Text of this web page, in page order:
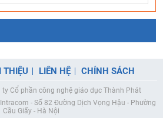
THIỆU LIÊN HỆ CHÍNH SÁCH
Cổ phần công nghệ giáo dục Thành Phát
- Số 82 Đường Dịch Vọng Hậu - Phường
Cầu Giấy - Hà Nội